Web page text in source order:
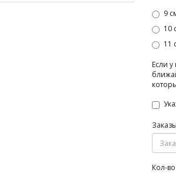
9
10
11
Если
Кол-во